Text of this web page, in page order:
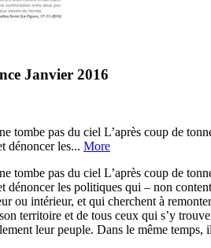
Janvier 2016
tombe pas du ciel L’après coup de
dénoncer les... More
tombe pas du ciel L’après coup de
dénoncer les politiques qui – non
ou intérieur, et qui cherchent à
territoire et de tous ceux qui s’y
leur peuple. Dans le même